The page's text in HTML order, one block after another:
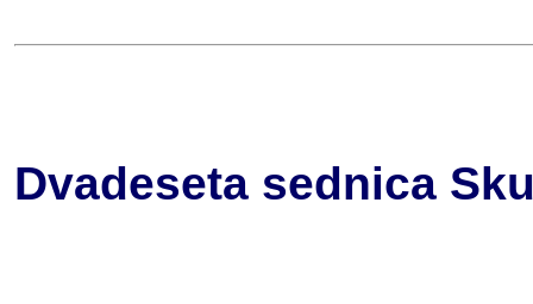
Dvadeseta sednica